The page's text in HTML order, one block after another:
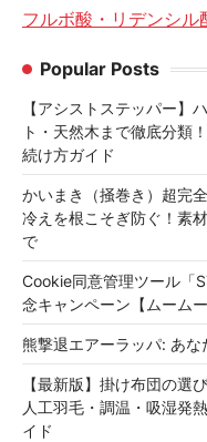
フルボ酸・リデンシル
Popular Posts
【アシストステッパー】
ト・天然木まで徹底分類
続け方ガイド
かいまき（掻巻き）超完
冷えを根こそぎ防ぐ！素
で
Cookie同意管理ツール「
念キャンペーン【ムームー
熊撃退エアーラッパ: あ
【最新版】掛け布団の選
人工羽毛・調温・吸湿発
イド